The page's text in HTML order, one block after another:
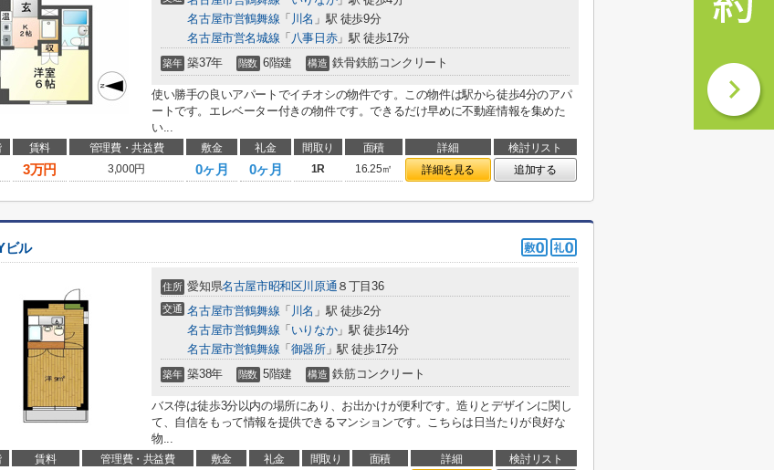
名古屋市営鶴舞線 「 川名 」駅 徒歩9分
名古屋市営名城線 「 八事日赤」駅 徒歩17分
築年 築37年 階数 6階建 構造 鉄骨鉄筋コンクリート
使い勝手の良いアパートでイチオシの物件です。この物件は駅から徒歩4分のアパ
ートです。エレベーター付きの物件です。できるだけ早めに不動産情報を集めた
い...
賃料 管理費・共益費 敷金 礼金 間取り 面積 詳細
検討リスト
3万円 3,000円 0ヶ月 0ヶ月 1R 16.25㎡ 詳細を見る 追加する
ビル
住所 愛知県名古屋市昭和区川原通 ８丁目36
交通 名古屋市営鶴舞線 「 川名 」駅 徒歩2分
名古屋市営鶴舞線 「 いりなか」駅 徒歩14分
名古屋市営鶴舞線 「 御器所」駅 徒歩17分
築年 築38年 階数 5階建 構造 鉄筋コンクリート
バス停は徒歩3分以内の場所にあり、お出かけが便利です。造りとデザインに関し
て、自信をもって情報を提供できるマンションです。こちらは日当たりが良好な
物...
賃料 管理費・共益費 敷金 礼金 間取り 面積 詳細
検討リスト